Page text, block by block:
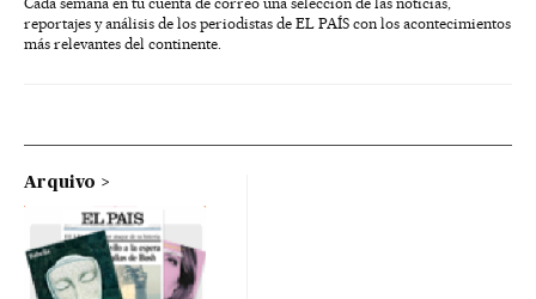
reportajes y análisis de los periodistas de EL PAÍS con los acontecimientos
más relevantes del continente.
Arquivo